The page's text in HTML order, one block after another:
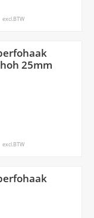
excl.BTW
25mm
excl.BTW